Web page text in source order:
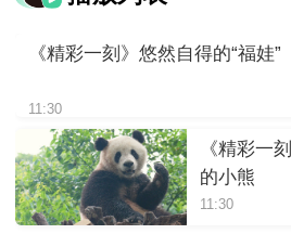
《精彩一刻》悠然自得的“福娃”
11:30
《精彩一
的小熊
11:30